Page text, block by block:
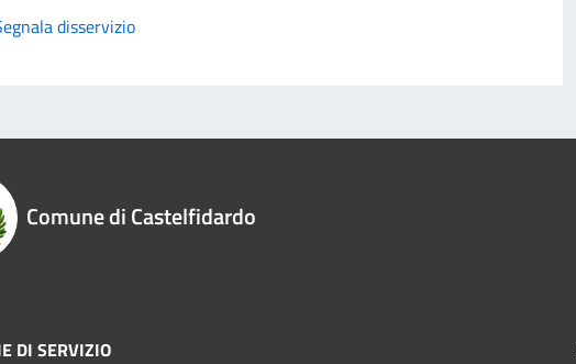
disservizio
Comune di Castelfidardo
DI SERVIZIO